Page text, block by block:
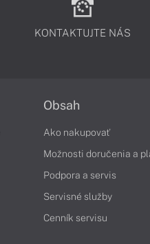
KONTAKTUJTE NÁS
Obsah
Ako nakupovať
Možnosti doručenia a
Podpora a servis
Servisné služby
Cenník servisu